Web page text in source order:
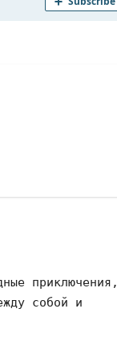
приключения,
собой и